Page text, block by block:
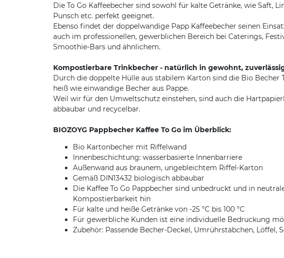
Die To Go Kaffeebecher sind sowohl für kalte Getränke, wie Saft,
Punsch etc. perfekt geeignet.
Ebenso findet der doppelwandige Papp Kaffeebecher seinen
auch im professionellen, gewerblichen Bereich bei Caterings,
Smoothie-Bars und ähnlichem.
Kompostierbare Trinkbecher - natürlich in gewohnt,
Durch die doppelte Hülle aus stabilem Karton sind die Bio
heiß wie einwandige Becher aus Pappe.
Weil wir für den Umweltschutz einstehen, sind auch die
abbaubar und recycelbar.
BIOZOYG Pappbecher Kaffee To Go im Überblick:
Bio Kartonbecher mit Riffelwand
Innenbeschichtung: wasserbasierte Innenbarriere
Außenwand aus braunem, ungebleichtem Riffel-Karton
Gemäß DIN13432 biologisch abbaubar
Die Kaffee To Go Pappbecher sind unbedruckt und in
Kompostierbarkeit hin
Für kalte und heiße Getränke von -25 °C bis 100 °C
Für gewerbliche Kunden ist eine individuelle Bedruckung
Zubehör: Passende Becher-Deckel, Umrührstäbchen,